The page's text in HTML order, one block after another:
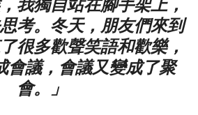
考。冬天，朋友們來到
很多歡聲笑語和歡樂，
會議，會議又變成了聚
會。」